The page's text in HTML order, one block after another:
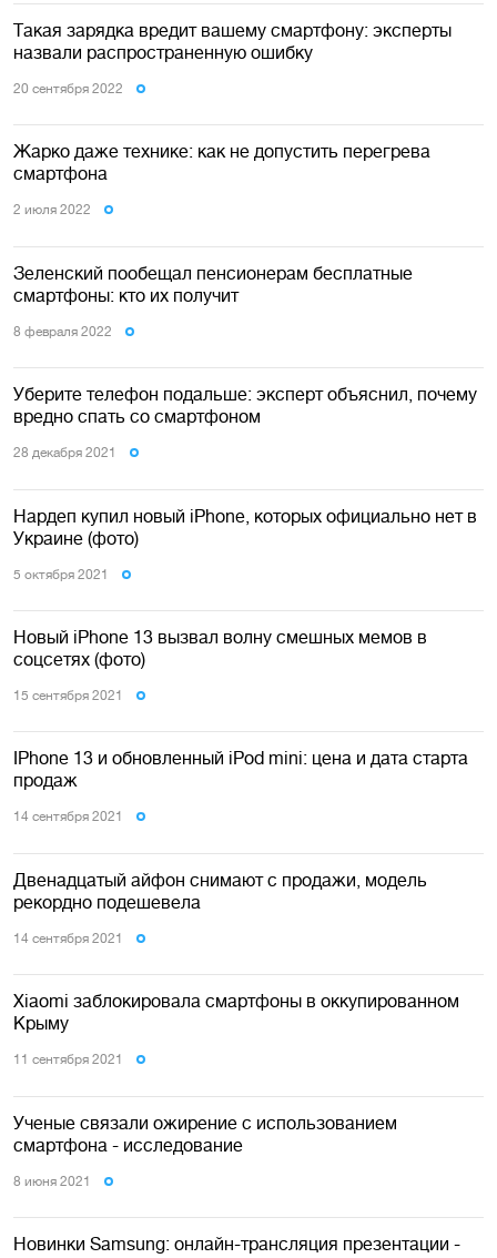
Такая зарядка вредит вашему смартфону: эксперты
назвали распространенную ошибку
20 сентября 2022
Жарко даже технике: как не допустить перегрева
смартфона
2 июля 2022
Зеленский пообещал пенсионерам бесплатные
смартфоны: кто их получит
8 февраля 2022
Уберите телефон подальше: эксперт объяснил, почему
вредно спать со смартфоном
28 декабря 2021
Нардеп купил новый iPhone, которых официально нет в
Украине (фото)
5 октября 2021
Новый iPhone 13 вызвал волну смешных мемов в
соцсетях (фото)
15 сентября 2021
IPhone 13 и обновленный iPod mini: цена и дата старта
продаж
14 сентября 2021
Двенадцатый айфон снимают с продажи, модель
рекордно подешевела
14 сентября 2021
Xiaomi заблокировала смартфоны в оккупированном
Крыму
11 сентября 2021
Ученые связали ожирение с использованием
смартфона - исследование
8 июня 2021
Новинки Samsung: онлайн-трансляция презентации -